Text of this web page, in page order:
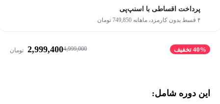
پرداخت اقساطی با اسنپ‌پی
۴ قسط بدون کارمزد، ماهانه 749,850 تومان
40% تخفیف 4,999,000
2,999,400 تومان
این دوره شامل: